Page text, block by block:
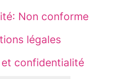
Non conforme
légales
et confidentialité